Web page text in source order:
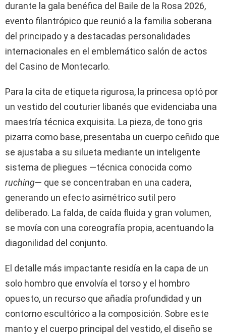
durante la gala benéfica del Baile de la Rosa 2026,
evento filantrópico que reunió a la familia soberana
del principado y a destacadas personalidades
internacionales en el emblemático salón de actos
del Casino de Montecarlo.
Para la cita de etiqueta rigurosa, la princesa optó por
un vestido del couturier libanés que evidenciaba una
maestría técnica exquisita. La pieza, de tono gris
pizarra como base, presentaba un cuerpo ceñido que
se ajustaba a su silueta mediante un inteligente
sistema de pliegues —técnica conocida como
ruching— que se concentraban en una cadera,
generando un efecto asimétrico sutil pero
deliberado. La falda, de caída fluida y gran volumen,
se movía con una coreografía propia, acentuando la
diagonilidad del conjunto.
El detalle más impactante residía en la capa de un
solo hombro que envolvía el torso y el hombro
opuesto, un recurso que añadía profundidad y un
contorno escultórico a la composición. Sobre este
manto y el cuerpo principal del vestido, el diseño se